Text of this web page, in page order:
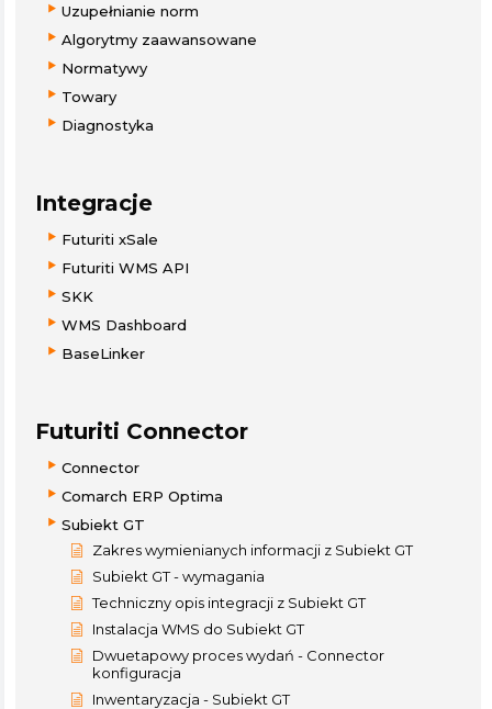
Uzupełnianie norm
Algorytmy zaawansowane
Normatywy
Towary
Diagnostyka
Integracje
Futuriti xSale
Futuriti WMS API
SKK
WMS Dashboard
BaseLinker
Futuriti Connector
Connector
Comarch ERP Optima
Subiekt GT
Zakres wymienianych informacji z Subiekt GT
Subiekt GT - wymagania
Techniczny opis integracji z Subiekt GT
Instalacja WMS do Subiekt GT
Dwuetapowy proces wydań - Connector
konfiguracja
Inwentaryzacja - Subiekt GT